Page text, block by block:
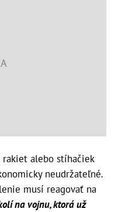
alebo stíhačiek
neudržateľné.
musí reagovať na
na vojnu, ktorá už